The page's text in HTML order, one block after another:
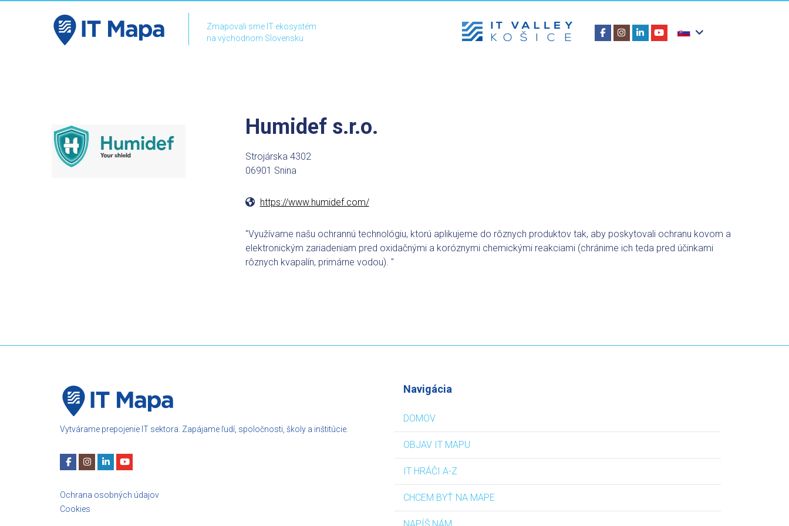
Zmapovali sme IT ekosystém
na východnom Slovensku
Humidef s.r.o.
Strojárska 4302
06901 Snina
https://www.humidef.com/
"Využívame našu ochrannú technológiu, ktorú aplikujeme do rôznych produktov tak, aby poskytovali ochranu kovom a
elektronickým zariadeniam pred oxidačnými a koróznymi chemickými reakciami (chránime ich teda pred účinkami
rôznych kvapalín, primárne vodou). "
Vytvárame prepojenie IT sektora. Zapájame ľudí, spoločnosti, školy a inštitúcie.
Ochrana osobných údajov
Cookies
Navigácia
DOMOV
OBJAV IT MAPU
IT HRÁČI A-Z
CHCEM BYŤ NA MAPE